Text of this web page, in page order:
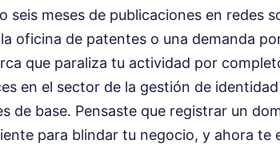
seis meses de publicaciones en redes
oficina de patentes o una demanda
que paraliza tu actividad por
en el sector de la gestión de
de base. Pensaste que registrar un
para blindar tu negocio, y ahora te